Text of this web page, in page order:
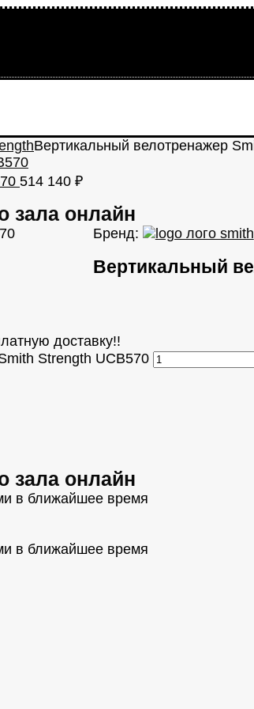
зала онлайн
зала онлайн
Вертикальный велотренажер
514 140 ₽
Бренд:
Вертикальный
доставку!!
Strength UCB570
в ближайшее время
в ближайшее время